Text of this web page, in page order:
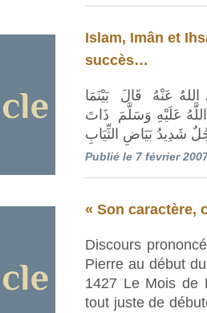
Islam, Imân et
succès…
عَنْهُ ‏‏ ‏قَالَ ‏ ‏بَيْنَمَا
عَلَيْهِ وَسَلَّمَ ‏ ‏ذَاتَ
Publié le 7 février
« Son caractère,
Discours
Pierre au début
1427 Le Mois de
tout juste de